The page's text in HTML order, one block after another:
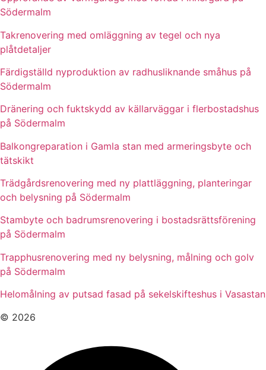
Södermalm
Takrenovering med omläggning av tegel och nya
plåtdetaljer
Färdigställd nyproduktion av radhusliknande småhus på
Södermalm
Dränering och fuktskydd av källarväggar i flerbostadshus
på Södermalm
Balkongreparation i Gamla stan med armeringsbyte och
tätskikt
Trädgårdsrenovering med ny plattläggning, planteringar
och belysning på Södermalm
Stambyte och badrumsrenovering i bostadsrättsförening
på Södermalm
Trapphusrenovering med ny belysning, målning och golv
på Södermalm
Helomålning av putsad fasad på sekelskifteshus i Vasastan
© 2026